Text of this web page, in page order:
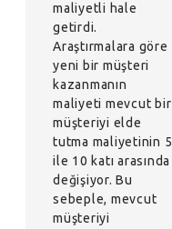
maliyetli hale
getirdi.
Araştırmalara göre
yeni bir müşteri
kazanmanın
maliyeti mevcut bir
müşteriyi elde
tutma maliyetinin 5
ile 10 katı arasında
değişiyor. Bu
sebeple, mevcut
müşteriyi